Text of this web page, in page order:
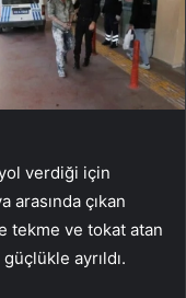
verdiği için
arasında çıkan
tekme ve tokat atan
ayrıldı.